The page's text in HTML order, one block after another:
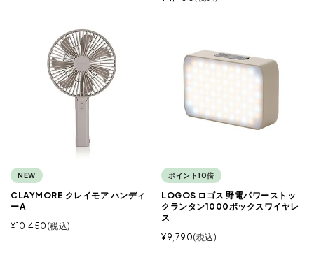
NEW
CLAYMORE クレイモア ハンディ
ーA
¥10,450 税込
ポイント10倍
LOGOS ロゴス 野電パワーストッ
クランタン1000ボックスワイヤレ
ス
¥9,790 税込